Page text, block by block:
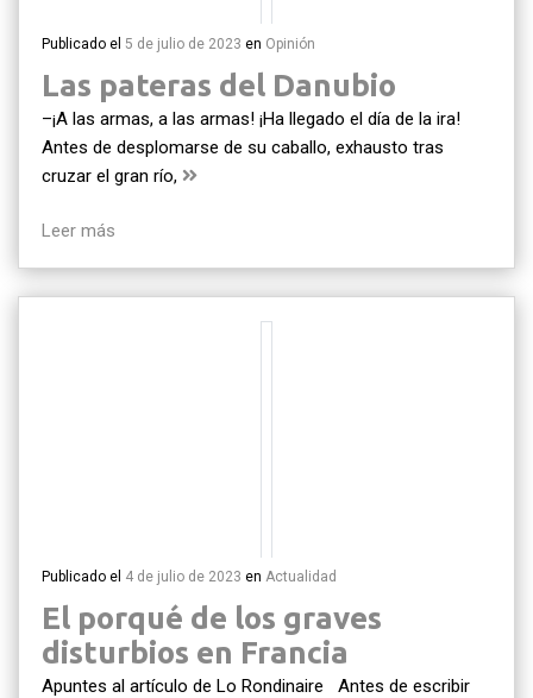
Publicado el 5 de julio de 2023 en Opinión
Las pateras del Danubio
–¡A las armas, a las armas! ¡Ha llegado el día de la ira!
Antes de desplomarse de su caballo, exhausto tras
cruzar el gran río,
Leer más
Publicado el 4 de julio de 2023 en Actualidad
El porqué de los graves
disturbios en Francia
Apuntes al artículo de Lo Rondinaire Antes de escribir